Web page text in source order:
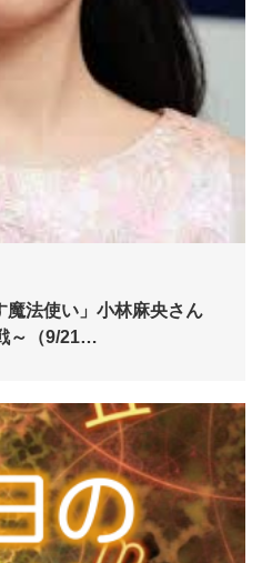
法使い」小林麻央さん
～（9/21…